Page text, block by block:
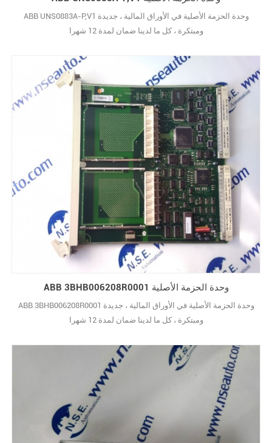
ABB UNS0883A-P,V1 وحدة الحزمة الأصلية في الأوراق المالية ، جديدة
ومبتكرة ، كل ما لدينا ضمان لمدة 12 شهرا
ABB 3BHB006208R0001 وحدة الحزمة الأصلية
ABB 3BHB006208R0001 وحدة الحزمة الأصلية في الأوراق المالية ، جديدة
ومبتكرة ، كل ما لدينا ضمان لمدة 12 شهرا